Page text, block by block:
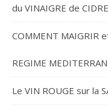
du VINAIGRE de
COMMENT MAIGRIR
REGIME
Le VIN ROUGE sur la